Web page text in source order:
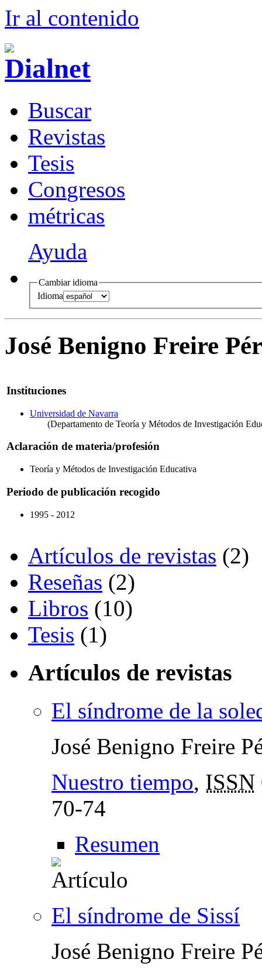
Ir al contenido
Buscar
Revistas
Tesis
Congresos
métricas
Ayuda
Cambiar idioma
Idioma
José Benigno Freire
Instituciones
Universidad de Navarra
(Departamento de Teoría y Métodos de Investigación
Aclaración de materia/profesión
Teoría y Métodos de Investigación Educativa
Periodo de publicación recogido
1995 - 2012
Artículos de revistas (2)
Reseñas (2)
Libros (10)
Tesis (1)
Artículos de revistas
El síndrome de la
José Benigno Freire
Nuestro tiempo, ISSN
70-74
Resumen
El síndrome de Sissí
José Benigno Freire